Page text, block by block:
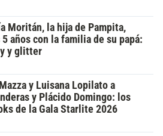
Moritán, la hija de Pampita,
años con la familia de su papá:
y glitter
y Luisana Lopilato a
y Plácido Domingo: los
de la Gala Starlite 2026